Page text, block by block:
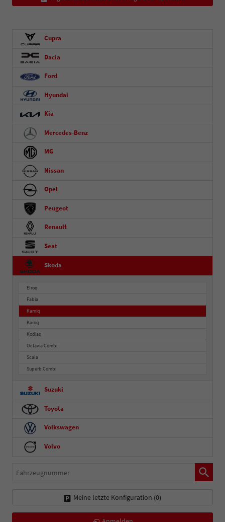
Cupra
Dacia
Ford
Hyundai
Kia
Mercedes-Benz
MG
Nissan
Opel
Peugeot
Renault
Seat
Skoda
Elroq
Fabia
Kamiq
Karoq
Kodiaq
Octavia Combi
Scala
Superb Combi
Suzuki
Toyota
Volkswagen
Volvo
Fahrzeugnummer
Meine letzte Konfiguration (0)